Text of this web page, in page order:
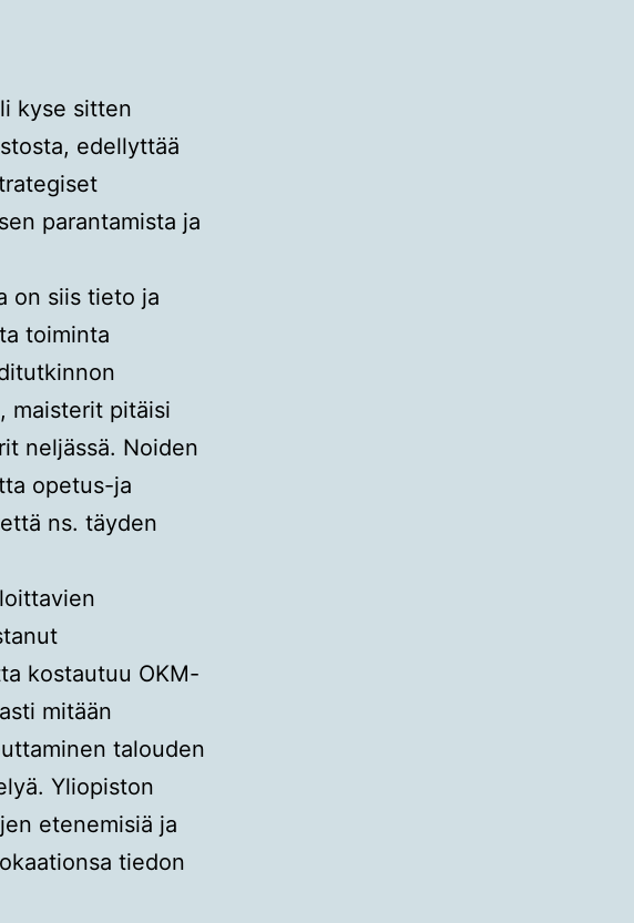
kyse sitten
edellyttää
parantamista ja
on siis tieto ja
toiminta
maisterit pitäisi
neljässä. Noiden
opetus-ja
ns. täyden
kostautuu OKM-
mitään
talouden
Yliopiston
etenemisiä ja
tiedon